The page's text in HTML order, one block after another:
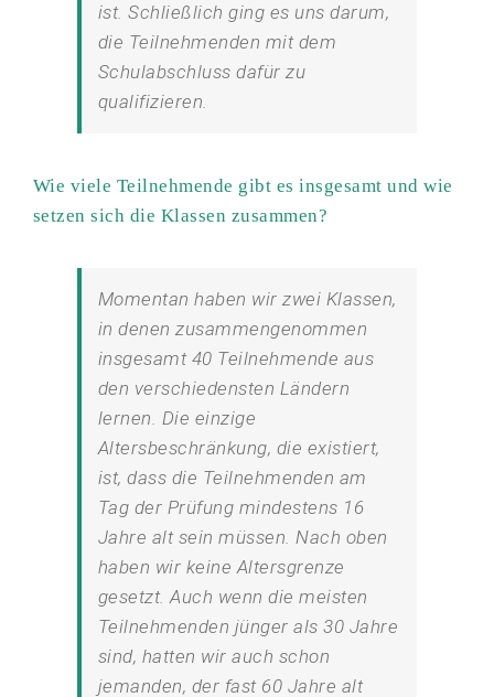
ist. Schließlich ging es uns darum,
die Teilnehmenden mit dem
Schulabschluss dafür zu
qualifizieren.
Wie viele Teilnehmende gibt es insgesamt und wie
setzen sich die Klassen zusammen?
Momentan haben wir zwei Klassen,
in denen zusammengenommen
insgesamt 40 Teilnehmende aus
den verschiedensten Ländern
lernen. Die einzige
Altersbeschränkung, die existiert,
ist, dass die Teilnehmenden am
Tag der Prüfung mindestens 16
Jahre alt sein müssen. Nach oben
haben wir keine Altersgrenze
gesetzt. Auch wenn die meisten
Teilnehmenden jünger als 30 Jahre
sind, hatten wir auch schon
jemanden, der fast 60 Jahre alt